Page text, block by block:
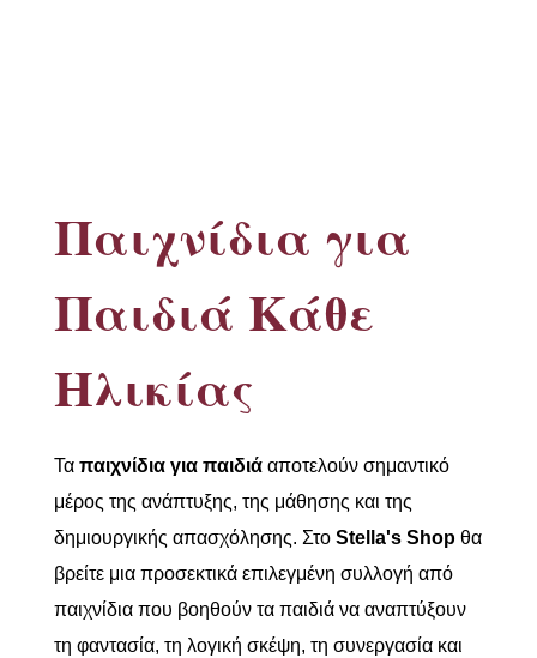
Παιχνίδια για
Παιδιά Κάθε
Ηλικίας
Τα παιχνίδια για παιδιάαποτελούν σημαντικό
μέρος της ανάπτυξης, της μάθησης και της
δημιουργικής απασχόλησης. Στο Stella's Shopθα
βρείτε μια προσεκτικά επιλεγμένη συλλογή από
παιχνίδια που βοηθούν τα παιδιά να αναπτύξουν
τη φαντασία, τη λογική σκέψη, τη συνεργασία και